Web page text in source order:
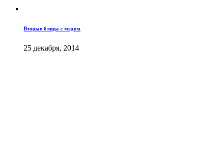
Вторые блюда с медом
25 декабря, 2014